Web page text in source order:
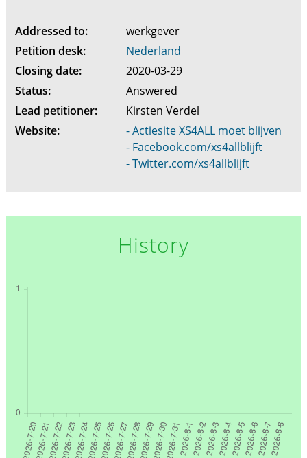
Addressed to:
werkgever
Petition desk:
Nederland
Closing date:
2020-03-29
Status:
Answered
Lead petitioner:
Kirsten Verdel
Website:
- Actiesite XS4ALL moet blijven
- Facebook.com/xs4allblijft
- Twitter.com/xs4allblijft
History